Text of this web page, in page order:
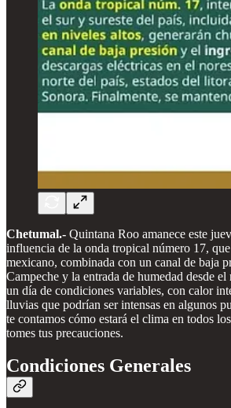
Chetumal.- Quintana Roo amanece este
influencia de la onda tropical número 17,
mexicano, combinada con un canal de baja
Campeche y la entrada de humedad desde
un día de condiciones variables, con calor
lluvias que podrían ser intensas en algunos
te contamos cómo estará el clima en todos
tomes tus precauciones.
Condiciones Generales